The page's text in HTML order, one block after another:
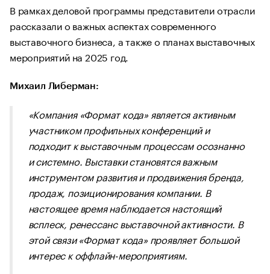
В рамках деловой программы представители отрасли
рассказали о важных аспектах современного
выставочного бизнеса, а также о планах выставочных
мероприятий на 2025 год.
Михаил Либерман:
«Компания «Формат кода» является активным
участником профильных конференций и
подходит к выставочным процессам осознанно
и системно. Выставки становятся важным
инструментом развития и продвижения бренда,
продаж, позиционирования компании. В
настоящее время наблюдается настоящий
всплеск, ренессанс выставочной активности. В
этой связи «Формат кода» проявляет большой
интерес к оффлайн-мероприятиям.